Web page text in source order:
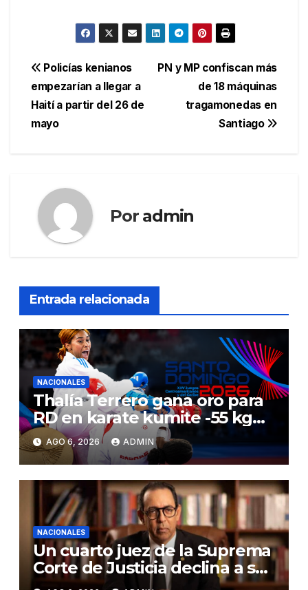
Navegación
de
entradas
PN y MP confiscan más
de 18 máquinas
tragamonedas en
Santiago
Policías kenianos
empezarían a llegar a
Haití a partir del 26 de
mayo
Por admin
Entrada relacionada
NACIONALES
Thalía Terrero gana oro para
RD en karate kumite -55 kg
en Santo Domingo 2026
AGO 6, 2026 ADMIN
NACIONALES
Un cuarto juez de la Suprema
Corte de Justicia declina a ser
evaluado por el CNM